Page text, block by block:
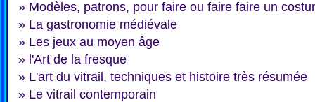
» Modèles, patrons, pour faire ou faire faire un
» La gastronomie médiévale
» Les jeux au moyen âge
» l'Art de la fresque
» L'art du vitrail, techniques et histoire très résumée
» Le vitrail contemporain